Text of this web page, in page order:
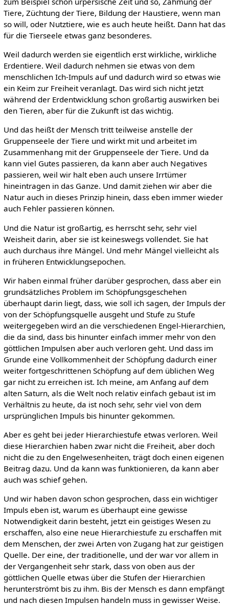
Tiere, Züchtung der Tiere, Bildung der Haustiere, wenn man
so will, oder Nutztiere, wie es auch heute heißt. Dann hat das
für die Tierseele etwas ganz besonderes.
Weil dadurch werden sie eigentlich erst wirkliche, wirkliche
Erdentiere. Weil dadurch nehmen sie etwas von dem
menschlichen Ich-Impuls auf und dadurch wird so etwas wie
ein Keim zur Freiheit veranlagt. Das wird sich nicht jetzt
während der Erdentwicklung schon großartig auswirken bei
den Tieren, aber für die Zukunft ist das wichtig.
Und das heißt der Mensch tritt teilweise anstelle der
Gruppenseele der Tiere und wirkt mit und arbeitet im
Zusammenhang mit der Gruppenseele der Tiere. Und da
kann viel Gutes passieren, da kann aber auch Negatives
passieren, weil wir halt eben auch unsere Irrtümer
hineintragen in das Ganze. Und damit ziehen wir aber die
Natur auch in dieses Prinzip hinein, dass eben immer wieder
auch Fehler passieren können.
Und die Natur ist großartig, es herrscht sehr, sehr viel
Weisheit darin, aber sie ist keineswegs vollendet. Sie hat
auch durchaus ihre Mängel. Und mehr Mängel vielleicht als
in früheren Entwicklungsepochen.
Wir haben einmal früher darüber gesprochen, dass aber ein
grundsätzliches Problem im Schöpfungsgeschehen
überhaupt darin liegt, dass, wie soll ich sagen, der Impuls der
von der Schöpfungsquelle ausgeht und Stufe zu Stufe
weitergegeben wird an die verschiedenen Engel-Hierarchien,
die da sind, dass bis hinunter einfach immer mehr von den
göttlichen Impulsen aber auch verloren geht. Und dass im
Grunde eine Vollkommenheit der Schöpfung dadurch einer
weiter fortgeschrittenen Schöpfung auf dem üblichen Weg
gar nicht zu erreichen ist. Ich meine, am Anfang auf dem
alten Saturn, als die Welt noch relativ einfach gebaut ist im
Verhältnis zu heute, da ist noch sehr, sehr viel von dem
ursprünglichen Impuls bis hinunter gekommen.
Aber es geht bei jeder Hierarchiestufe etwas verloren. Weil
diese Hierarchien haben zwar nicht die Freiheit, aber doch
nicht die zu den Engelwesenheiten, trägt doch einen eigenen
Beitrag dazu. Und da kann was funktionieren, da kann aber
auch was schief gehen.
Und wir haben davon schon gesprochen, dass ein wichtiger
Impuls eben ist, warum es überhaupt eine gewisse
Notwendigkeit darin besteht, jetzt ein geistiges Wesen zu
erschaffen, also eine neue Hierarchiestufe zu erschaffen mit
dem Menschen, der zwei Arten von Zugang hat zur geistigen
Quelle. Der eine, der traditionelle, und der war vor allem in
der Vergangenheit sehr stark, dass von oben aus der
göttlichen Quelle etwas über die Stufen der Hierarchien
herunterströmt bis zu ihm. Bis der Mensch es dann empfängt
und nach diesen Impulsen handeln muss in gewisser Weise.